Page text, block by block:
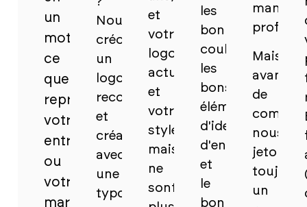
un
mot
ce
que
représente
votre
entreprise
ou
votre
marque
Nous
créons
un
logo
reconnaissable
et
créatif,
avec
une
typographie
et
votre
logo
actuel
et
votre
style
maison
ne
sont
les
bonnes
couleurs,
les
bons
éléments
d'identité
d'entreprise
et
le
bon
manière
Mais
avant
de
nous
jetons
toujours
un